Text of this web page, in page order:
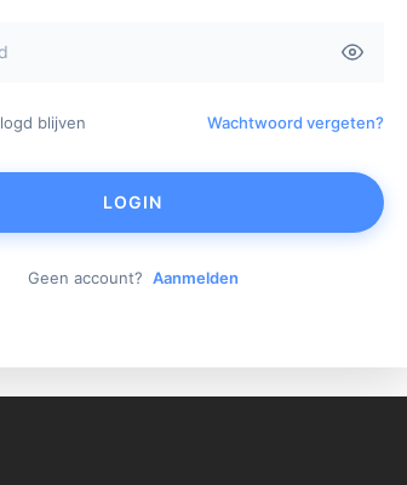
blijven Wachtwoord vergeten?
LOGIN
Geen account? Aanmelden